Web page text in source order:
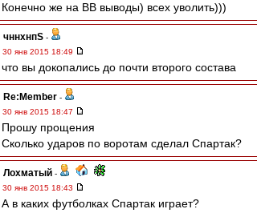
Конечно же на ВВ выводы) всех уволить)))
чннхнпS -
30 янв 2015 18:49
что вы докопались до почти второго состава
Re:Member -
30 янв 2015 18:47
Прошу прощения
Сколько ударов по воротам сделал Спартак?
Лохматый -
30 янв 2015 18:43
А в каких футболках Спартак играет?